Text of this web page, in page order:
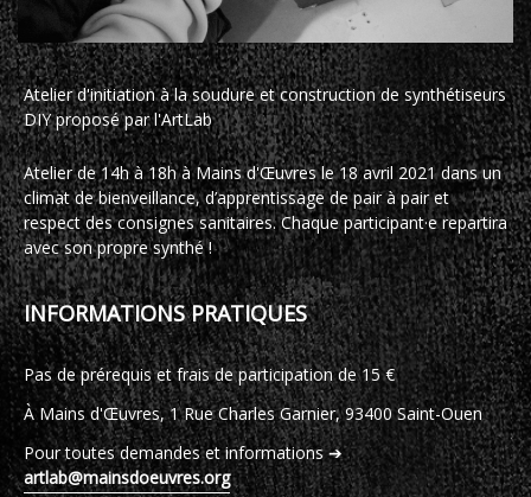
Atelier d'initiation à la soudure et construction de synthétiseurs
DIY proposé par l'ArtLab
Atelier de 14h à 18h à Mains d'Œuvres le 18 avril 2021 dans un
climat de bienveillance, d’apprentissage de pair à pair et
respect des consignes sanitaires. Chaque participant·e repartira
avec son propre synthé !
INFORMATIONS PRATIQUES
Pas de prérequis et frais de participation de 15 €
À Mains d'Œuvres, 1 Rue Charles Garnier, 93400 Saint-Ouen
Pour toutes demandes et informations ➔
artlab@mainsdoeuvres.org